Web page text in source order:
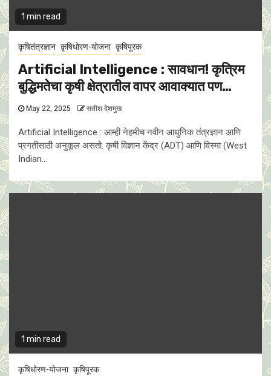
1 min read
कृषितंत्रज्ञान कृषिधोरण-योजना कृषिपूरक
Artificial Intelligence : सावधान! कृत्रिम
बुद्धिमतेचा कृषी क्षेत्रातील वापर आवाक्यात पण…
May 22, 2025 सतीश देशमुख
Artificial Intelligence : आम्ही नेहमीच नवीन आधुनिक तंत्रज्ञान आणि
प्रगतीसाठी अनुकूल असतो. कृषी विज्ञान केंद्र (ADT) आणि विस्मा (West
Indian...
1 min read
कृषिधोरण-योजना कृषिपूरक